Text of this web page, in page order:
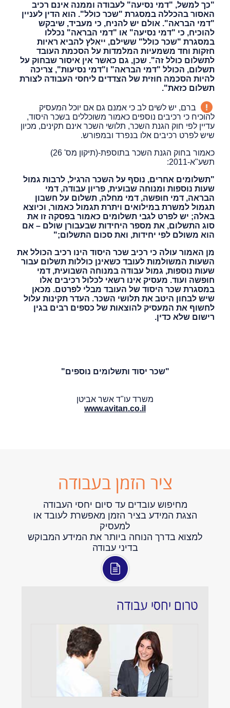
"כך למשל, "דמי נסיעה" לעבודה וממנה אינם רכיב
האסור בהכללה במסגרת "שכר כולל". הוא הדין לעניין
"דמי הבראה". אולם יש להניח, כי מעביד, שיבקש
להוכיח, כי "דמי נסיעה" או "דמי הבראה" נכללו
במסגרת "שכר כולל" ששילם, ייאלץ להביא ראיות
חזקות וחד משמעיות המלמדות על הסכמת העובד
לתשלום כולל זה". שכן, גם כאשר אין איסור שבחוק על
תשלום, הכולל "דמי הבראה" ו"דמי נסיעות", צריכה
להיות הסכמה חוזית של הצדדים ליחסי העבודה לצורת
תשלום כזאת".
ברם, יש לשים לב כי אמנם גם אם יוכל המעסיק
להוכיח כי רכיבים נוספים כאמור משוכללים בשכר היסוד,
עדיין לפי חוק הגנת השכר, תלושי השכר אינם תקינים, מכיון
שיש לפרט רכיבים אלו בנפרד ובמפורש.
כאמור בחוק הגנת השכר בתוספת-(תיקון מס' 26)
תשע"א-2011:
"תשלומים אחרים, נוסף על השכר הרגיל, לרבות גמול
שעות נוספות ומנוחה שבועית, פריון עבודה, דמי
הבראה, דמי חופשה, דמי מחלה, תשלום על חשבון
תגמול למשרת במילואים ויתרת תגמול כאמור, וכיוצא
באלה; יש לפרט לגבי תשלומים כאמור בפסקה זו את
סוג התשלום, את מספר היחידות שבעבורן שולם – אם
הוא משולם לפי יחידות, ואת סכום התשלום;"
מן האמור עולה כי רכיב שכר היסוד הינו רכיב הכולל את
השעות המשולמות לעובד כשאינן כוללות תשלום עבור
שעות נוספות, גמול עבודה במנוחה השבועית, דמי
חופשה ועוד. מעסיק אינו רשאי לכלול רכיבים אלו
במסגרת שכר היסוד של העובד מבלי לפרטם. מכאן
שיש לבחון היטב את תלושי השכר. העדר תקינות עלול
לחשוף את המעסיק להוצאות של כספים רבים בגין
רישום שלא כדין.
"שכר יסוד ותשלומים נוספים"
משרד עו"ד אשר אביטן
www.avitan.co.il
ציר הזמן בעבודה
מחיפוש עובדים עד סיום יחסי העבודה
הצגת המידע בציר הזמן מאפשרת לעובד או
למעסיק
למצוא בדרך הנוחה ביותר את המידע המבוקש
בדיני עבודה
טרום יחסי עבודה